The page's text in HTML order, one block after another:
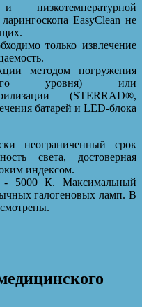
EasyClean не
только извлечение
методом погружения
уровня) или
(STERRAD®,
батарей и LED-блока
неограниченный срок
света, достоверная
индексом.
- 5000 К. Максимальный
галогеновых ламп. В